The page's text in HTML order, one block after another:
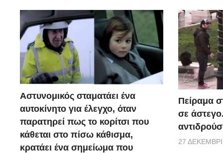
Αστυνομικός σταματάει ένα
αυτοκίνητο για έλεγχο, όταν
παρατηρεί πως το κορίτσι που
κάθεται στο πίσω κάθισμα,
κρατάει ένα σημείωμα που
Πείραμα
σε
27